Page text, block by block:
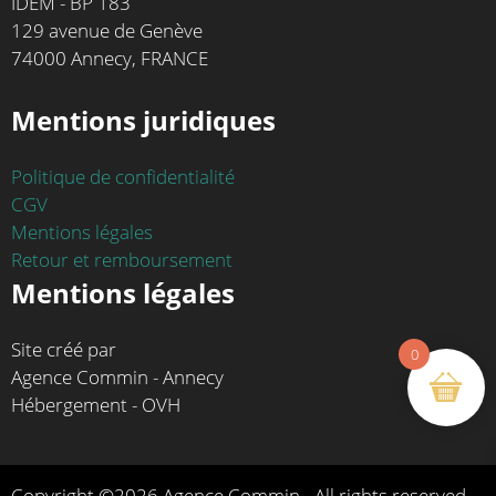
129 avenue de Genève
74000 Annecy, FRANCE
Mentions juridiques
Politique de confidentialité
CGV
Mentions légales
Retour et remboursement
Mentions légales
Site créé par
Agence Commin - Annecy
Hébergement - OVH
0